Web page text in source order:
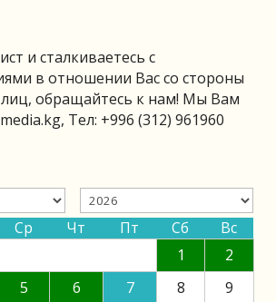
и сталкиваетесь с
в отношении Вас со стороны
лиц, обращайтесь к нам! Мы Вам
, Тел: +996 (312) 961960
Ср Чт Пт Сб
Вс
1
2
5 6 7 8
9